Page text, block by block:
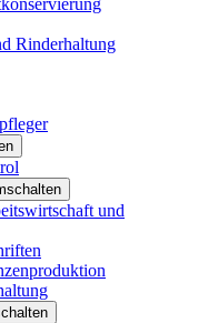
Rinderhaltung
und